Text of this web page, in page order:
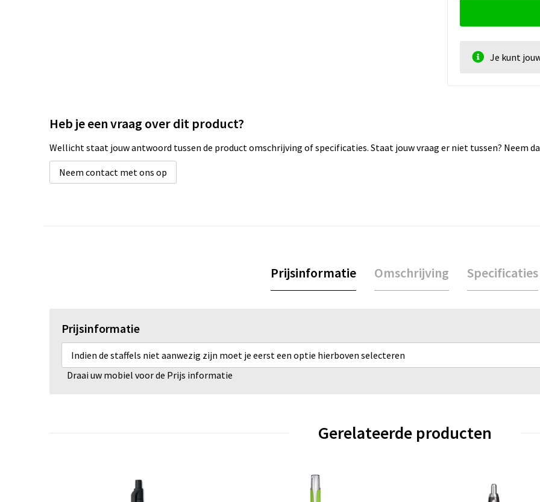
Je kunt
Heb je een vraag over dit product?
Wellicht staat jouw antwoord tussen de product omschrijving of specificaties. Staat jouw vraag er niet tussen? Neem
Neem contact met ons op
Prijsinformatie Omschrijving Specificaties
Prijsinformatie
Indien de staffels niet aanwezig zijn moet je eerst een optie hierboven selecteren
Draai uw mobiel voor de Prijs informatie
Gerelateerde producten